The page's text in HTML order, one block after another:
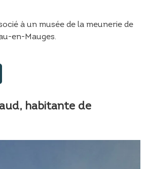
à un musée de la meunerie de
en-Mauges.
habitante de